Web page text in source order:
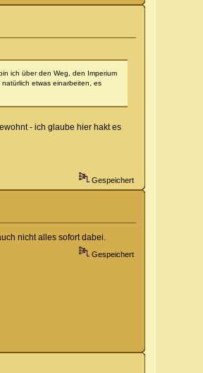
ich über den Weg, den Imperium
etwas einarbeiten, es
- ich glaube hier hakt es
Gespeichert
nicht alles sofort dabei.
Gespeichert